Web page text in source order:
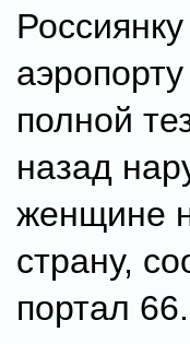
полной
назад
женщине
страну,
портал